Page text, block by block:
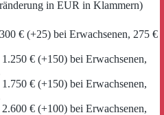
in EUR in Klammern)
€ (+25) bei Erwachsenen, 275 €
€ (+150) bei Erwachsenen,
€ (+150) bei Erwachsenen,
€ (+100) bei Erwachsenen,